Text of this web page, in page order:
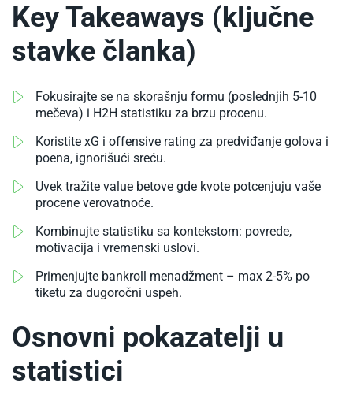
Key Takeaways (ključne
stavke članka)
Fokusirajte se na skorašnju formu (poslednjih 5-10
mečeva) i H2H statistiku za brzu procenu.​
Koristite xG i offensive rating za predviđanje golova i
poena, ignorišući sreću.​
Uvek tražite value betove gde kvote potcenjuju vaše
procene verovatnoće.​
Kombinujte statistiku sa kontekstom: povrede,
motivacija i vremenski uslovi.​
Primenjujte bankroll menadžment – max 2-5% po
tiketu za dugoročni uspeh.​
Osnovni pokazatelji u
statistici